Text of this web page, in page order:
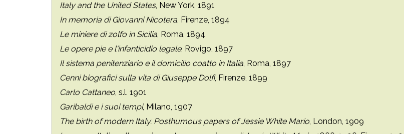
Italy and the United States, New York, 1891
In memoria di Giovanni Nicotera, Firenze, 1894
Le miniere di zolfo in Sicilia, Roma, 1894
Le opere pie e l'infanticidio legale, Rovigo, 1897
Il sistema penitenziario e il domicilio coatto in Italia, Roma, 1897
Cenni biografici sulla vita di Giuseppe Dolfi, Firenze, 1899
Carlo Cattaneo, s.l. 1901
Garibaldi e i suoi tempi, Milano, 1907
The birth of modern Italy. Posthumous papers of Jessie White Mario, London, 1909